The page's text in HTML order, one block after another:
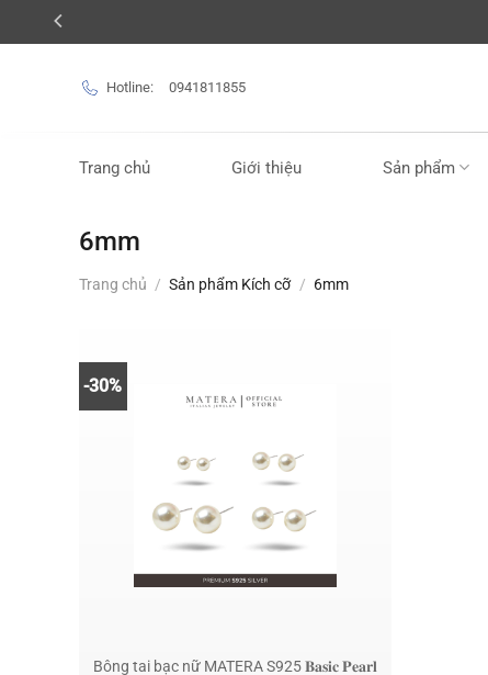
qua
Hotline: 0941811855
Trang chủ Giới thiệu Sản phẩm
6mm
Trang chủ / Sản phẩm Kích cỡ / 6mm
-30%
Bông tai bạc nữ MATERA S925 𝐁𝐚𝐬𝐢𝐜 𝐏𝐞𝐚𝐫𝐥